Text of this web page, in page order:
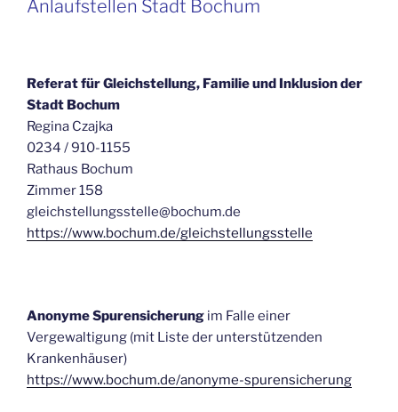
Anlaufstellen Stadt Bochum
Referat für Gleichstellung, Familie und Inklusion der
Stadt Bochum
Regina Czajka
0234 / 910-1155
Rathaus Bochum
Zimmer 158
gleichstellungsstelle@bochum.de
https://www.bochum.de/gleichstellungsstelle
Anonyme Spurensicherung im Falle einer
Vergewaltigung (mit Liste der unterstützenden
Krankenhäuser)
https://www.bochum.de/anonyme-spurensicherung